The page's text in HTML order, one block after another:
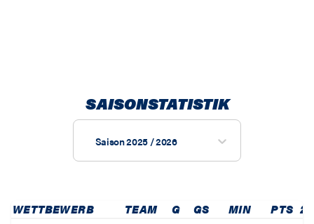
SAISONSTATISTIK
Saison 2025 / 2026
WETTBEWERB TEAM G GS MIN PTS